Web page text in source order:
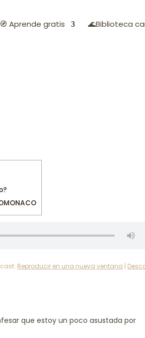
🧭 Aprende gratis 🌊Biblioteca
Reproducir en una nueva ventana |
que estoy un poco asustada por